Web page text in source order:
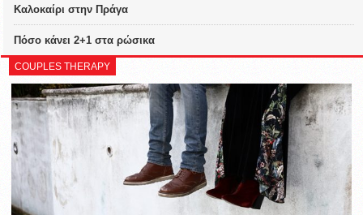
Καλοκαίρι στην Πράγα
Πόσο κάνει 2+1 στα ρώσικα
COUPLES THERAPY